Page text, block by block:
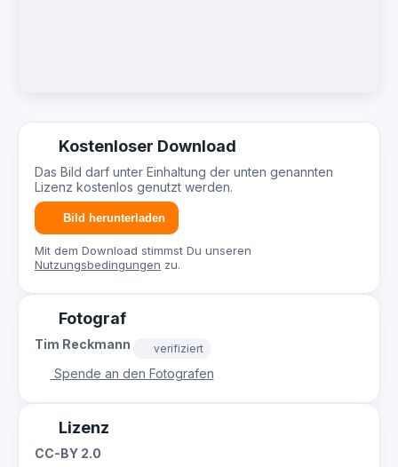
Kostenloser Download
Das Bild darf unter Einhaltung der unten genannten
Lizenz kostenlos genutzt werden.
Bild herunterladen
Mit dem Download stimmst Du unseren
Nutzungsbedingungen zu.
Fotograf
Tim Reckmann verifiziert
Spende an den Fotografen
Lizenz
CC-BY 2.0